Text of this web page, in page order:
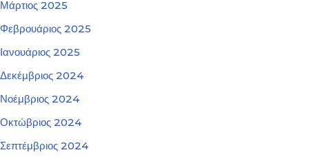
Μάρτιος 2025
Φεβρουάριος 2025
Ιανουάριος 2025
Δεκέμβριος 2024
Νοέμβριος 2024
Οκτώβριος 2024
Σεπτέμβριος 2024